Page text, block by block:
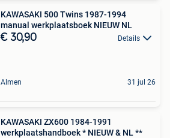
KAWASAKI 500 Twins 1987-1994
manual werkplaatsboek NIEUW NL
€ 30,90 Details
Almen 31 jul 26
KAWASAKI ZX600 1984-1991
werkplaatshandboek * NIEUW & NL **